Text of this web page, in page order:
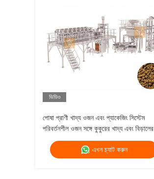
ভিডিও
পোষা প্রাণী খাদ্য ওজন এবং প্যাকেজিং সিস্টেম
পরিবর্তনশীল ওজন সঙ্গে কুকুরের খাদ্য এবং বিড়ালের
খাদ্য মাল্টিহেড ওজন
এখন চ্যাট করুন